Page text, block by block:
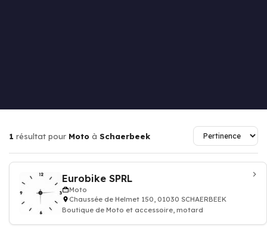
1 résultat pour Moto à Schaerbeek
Eurobike SPRL
Moto
Chaussée de Helmet 150, 01030 SCHAERBEEK
Boutique de Moto et accessoire, motard